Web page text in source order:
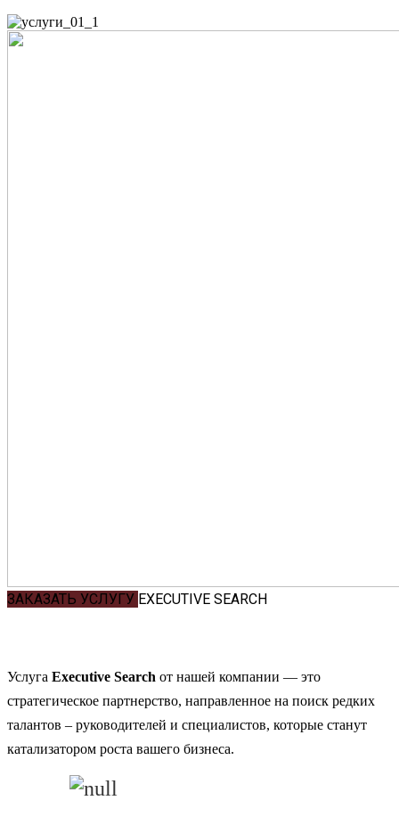
ЗАКАЗАТЬ УСЛУГУ EXECUTIVE SEARCH
Услуга Executive Search от нашей компании — это
стратегическое партнерство, направленное на поиск редких
талантов – руководителей и специалистов, которые станут
катализатором роста вашего бизнеса.